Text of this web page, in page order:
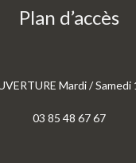
Plan d’accès
Mardi /
03 85 48 67 67